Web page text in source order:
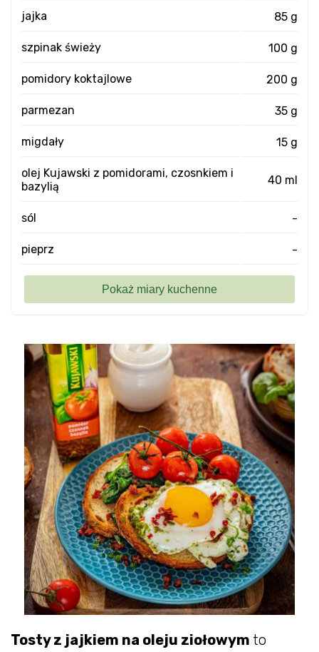
Tosty z jajkiem na oleju ziołowym to
jajka 85 g
szpinak świeży 100 g
pomidory koktajlowe 200 g
parmezan 35 g
migdały 15 g
olej Kujawski z pomidorami, czosnkiem i
bazylią
40 ml
sól -
pieprz -